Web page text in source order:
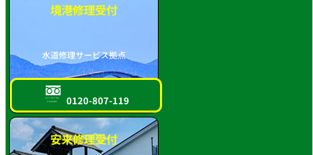
境港修理受付
水道修理サービス拠点
フリーダイヤル
スマホOK!! 0120-807-119
安来修理受付